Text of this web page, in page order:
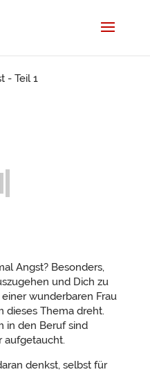
Angst? Besonders,
und Dich zu
wunderbaren Frau
dieses Thema dreht.
in den Beruf sind
aufgetaucht.
denkst, selbst für